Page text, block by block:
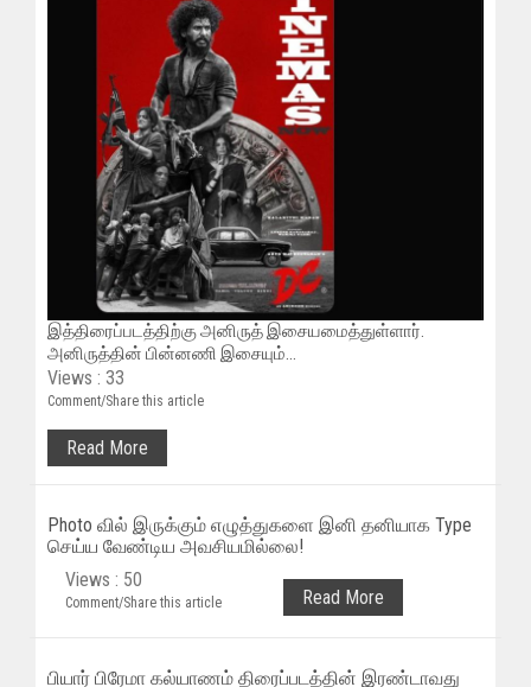
இத்திரைப்படத்திற்கு அனிருத் இசையமைத்துள்ளார்.
அனிருத்தின் பின்னணி இசையும்...
Views : 33
Comment/Share this article
Read More
Photo வில் இருக்கும் எழுத்துகளை இனி தனியாக Type
செய்ய வேண்டிய அவசியமில்லை!
Views : 50
Comment/Share this article Read More
பியார் பிரேமா கல்யாணம் திரைப்படத்தின் இரண்டாவது